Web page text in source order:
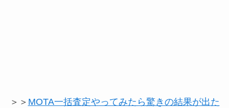
＞＞ MOTA一括査定やってみたら驚きの結果が出た